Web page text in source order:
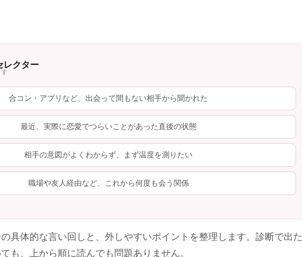
レクター
合コン・アプリなど、出会って間もない相手から聞かれた
最近、実際に恋愛でつらいことがあった直後の状態
相手の意図がよくわからず、まず温度を測りたい
職場や友人経由など、これから何度も会う関係
具体的な言い回しと、外しやすいポイントを整理します。診断で出た
も、上から順に読んでも問題ありません。